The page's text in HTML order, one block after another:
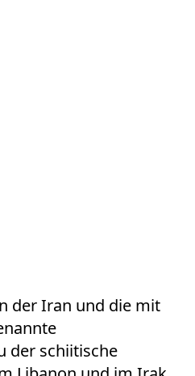
der Iran und die mit
der schiitische